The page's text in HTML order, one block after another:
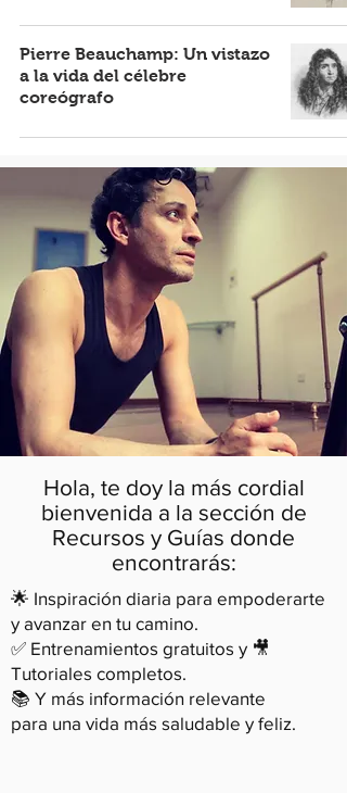
Pierre Beauchamp: Un vistazo
a la vida del célebre
coreógrafo
Hola, te doy la más cordial
bienvenida a la sección de
Recursos y Guías donde
encontrarás:
🌟 Inspiración diaria para empoderarte
y avanzar en tu camino.
✅ Entrenamientos gratuitos y 🎥
Tutoriales completos.
📚 Y más información relevante
para una vida más saludable y feliz.